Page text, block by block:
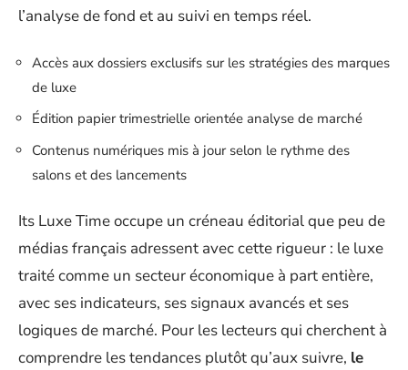
l’analyse de fond et au suivi en temps réel.
Accès aux dossiers exclusifs sur les stratégies des marques
de luxe
Édition papier trimestrielle orientée analyse de marché
Contenus numériques mis à jour selon le rythme des
salons et des lancements
Its Luxe Time occupe un créneau éditorial que peu de
médias français adressent avec cette rigueur : le luxe
traité comme un secteur économique à part entière,
avec ses indicateurs, ses signaux avancés et ses
logiques de marché. Pour les lecteurs qui cherchent à
comprendre les tendances plutôt qu’aux suivre, le